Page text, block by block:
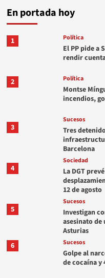
En portada hoy
1 Política
El PP pide a
rendir
2 Política
Montse
incendios,
3
Sucesos
Tres
Barcelona
4
Sociedad
La DGT
12 de agosto
5
Sucesos
Investigan
asesinato de
Asturias
6
Sucesos
Golpe al
de cocaína y